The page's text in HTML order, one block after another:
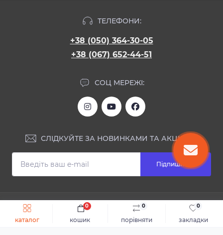
каталог порівняти
0
закладки
0
кошик
0
Швидке замовлення До кошика
ТЕЛЕФОНИ:
+38 (050) 364-30-05
+38 (067) 652-44-51
СОЦ МЕРЕЖІ:
СЛІДКУЙТЕ ЗА НОВИНКАМИ ТА АКЦІЯМИ:
Підпишіться
ІНФОРМАЦІЯ